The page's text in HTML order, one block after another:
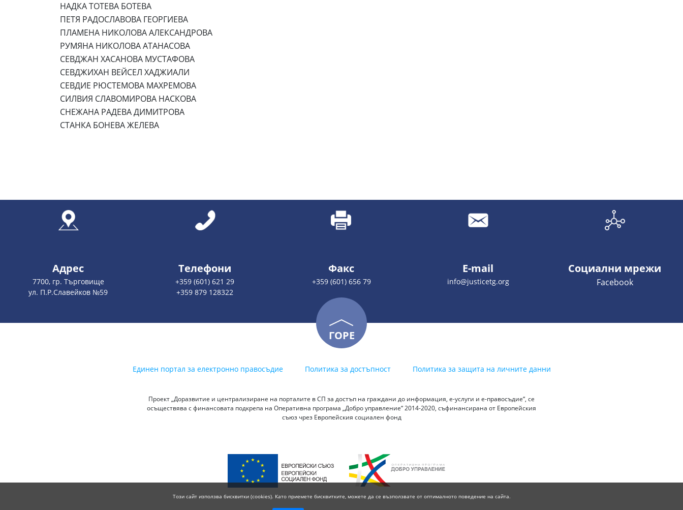
НАДКА ТОТЕВА БОТЕВА
ПЕТЯ РАДОСЛАВОВА ГЕОРГИЕВА
ПЛАМЕНА НИКОЛОВА АЛЕКСАНДРОВА
РУМЯНА НИКОЛОВА АТАНАСОВА
СЕВДЖАН ХАСАНОВА МУСТАФОВА
СЕВДЖИХАН ВЕЙСЕЛ ХАДЖИАЛИ
СЕВДИЕ РЮСТЕМОВА МАХРЕМОВА
СИЛВИЯ СЛАВОМИРОВА НАСКОВА
СНЕЖАНА РАДЕВА ДИМИТРОВА
СТАНКА БОНЕВА ЖЕЛЕВА
Адрес
7700, гр. Търговище
ул. П.Р.Славейков №59
Телефони
+359 (601) 621 29
+359 879 128322
Факс
+359 (601) 656 79
E-mail
info@justicetg.org
Социални мрежи
Facebook
ГОРЕ
Единен портал за електронно правосъдие Политика за достъпност Политика за защита на личните данни
Проект „Доразвитие и централизиране на порталите в СП за достъп на граждани до информация, е-услуги и е-правосъдие“, се
осъществява с финансовата подкрепа на Оперативна програма „Добро управление“ 2014-2020, съфинансирана от Европейския
съюз чрез Европейския социален фонд
Този сайт използва бисквитки (cookies). Като приемете бисквитките, можете да се възползвате от оптималното поведение на сайта.